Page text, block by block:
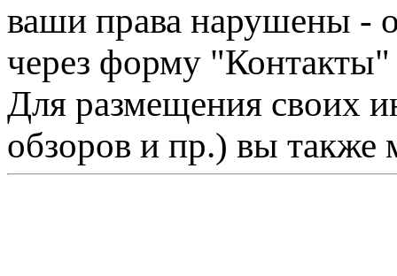
ваши права нарушены -
через форму "Контакты"
Для размещения своих
обзоров и пр.) вы также